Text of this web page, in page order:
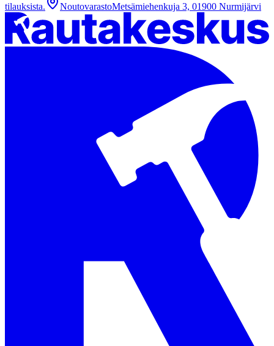
tilauksista.
NoutovarastoMetsämiehenkuja 3, 01900 Nurmijärvi